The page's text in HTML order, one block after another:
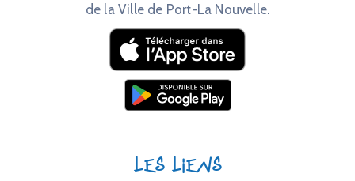
de la Ville de Port-La Nouvelle.
Les liens